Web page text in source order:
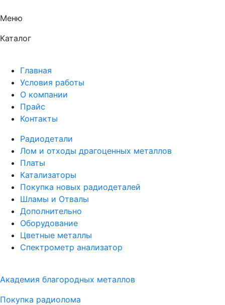
Меню
Каталог
Главная
Условия работы
О компании
Прайс
Контакты
Радиодетали
Лом и отходы драгоценных металлов
Платы
Катализаторы
Покупка новых радиодеталей
Шламы и Отвалы
Дополнительно
Оборудование
Цветные металлы
Спектрометр анализатор
Академия благородных металлов
Покупка радиолома